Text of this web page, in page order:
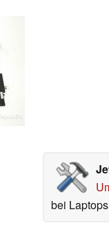
bei